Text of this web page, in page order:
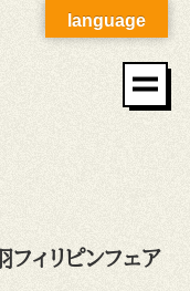
フィリピンフェア
language